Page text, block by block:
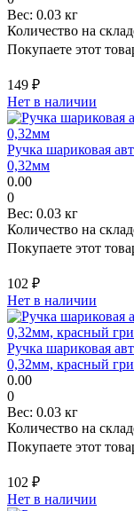
Вес: 0.03 кг
Количество на
Покупаете этот
149 ₽
Нет в наличии
Ручка шариковая
0,32мм
0.00
0
Вес: 0.03 кг
Количество на
Покупаете этот
102 ₽
Нет в наличии
Ручка шариковая
0,32мм, красный
0.00
0
Вес: 0.03 кг
Количество на
Покупаете этот
102 ₽
Нет в наличии